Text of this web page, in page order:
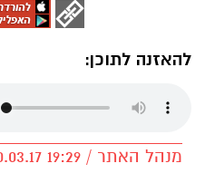
להאזנה לתוכן:
מנהל האתר / 19:29 30.03.17